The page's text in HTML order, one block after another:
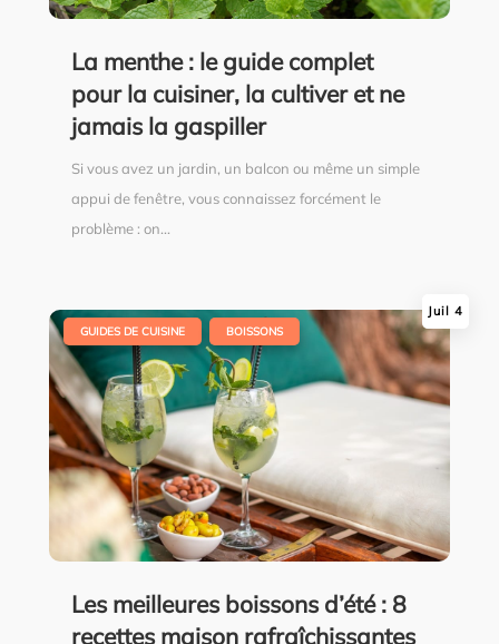
La menthe : le guide complet
pour la cuisiner, la cultiver et ne
jamais la gaspiller
Si vous avez un jardin, un balcon ou même un simple
appui de fenêtre, vous connaissez forcément le
problème : on...
Les meilleures boissons d’été : 8
recettes maison rafraîchissantes
Juil 4
GUIDES DE CUISINE BOISSONS